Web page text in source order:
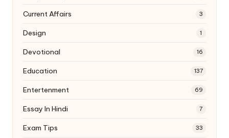
Current Affairs 3
Design 1
Devotional 16
Education 137
Entertenment 69
Essay In Hindi 7
Exam Tips 33